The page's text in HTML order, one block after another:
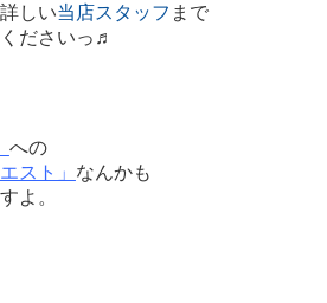
しい当店スタッフ まで
くださいっ♬
への
スト」 なんかも
よ。